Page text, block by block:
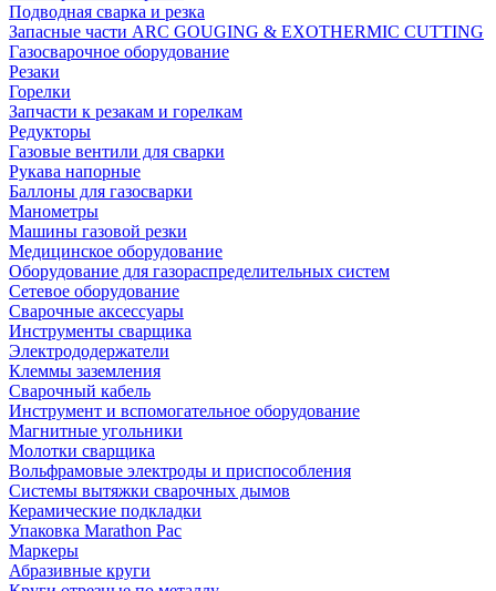
Подводная сварка и резка
Запасные части ARC GOUGING & EXOTHERMIC CUTTING
Газосварочное оборудование
Резаки
Горелки
Запчасти к резакам и горелкам
Редукторы
Газовые вентили для сварки
Рукава напорные
Баллоны для газосварки
Манометры
Машины газовой резки
Медицинское оборудование
Оборудование для газораспределительных систем
Сетевое оборудование
Сварочные аксессуары
Инструменты сварщика
Электрододержатели
Клеммы заземления
Сварочный кабель
Инструмент и вспомогательное оборудование
Магнитные угольники
Молотки сварщика
Вольфрамовые электроды и приспособления
Системы вытяжки сварочных дымов
Керамические подкладки
Упаковка Marathon Pac
Маркеры
Абразивные круги